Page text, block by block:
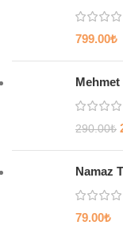
799.00₺
Mehmet
290.00₺
Namaz
79.00₺